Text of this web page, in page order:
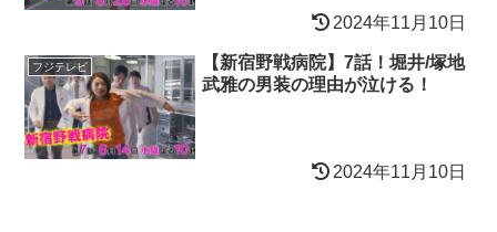
2024年11月10日
フジテレビ
【新宿野戦病院】7話！堀井/塚地
武雅の男装の理由が泣ける！
2024年11月10日